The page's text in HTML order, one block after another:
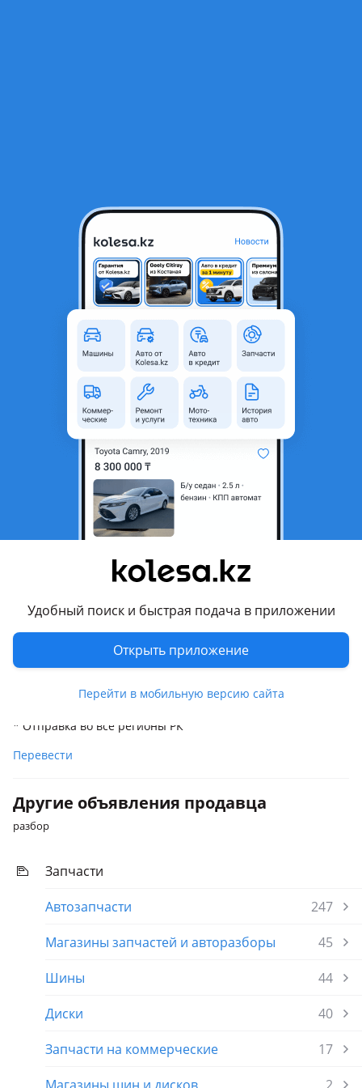
Удобный поиск и быстрая подача в приложении
Открыть приложение
Перейти в мобильную версию сайта
Двигатель A14XE на OPEL CORSA C 1, 4
Шымкент, Туркестанская
область
Б/y
Оригинальность
Оригинал
Возможна рассрочка или
Да
Комментарий продавца
Двигатель A14XE на OPEL CORSA C 1, 4
высококачественные запчасти из Японии, Кореи и Европы
ЦЕНУ УТОЧНЯЙТЕ У МЕНЕДЖЕРОВ
* Red
* РАССРОЧКА
* Отправка во все регионы РК
Перевести
Другие объявления продавца
разбор
Запчасти
Автозапчасти
247
Магазины запчастей и авторазборы
45
Шины
44
Диски
40
Запчасти на коммерческие
17